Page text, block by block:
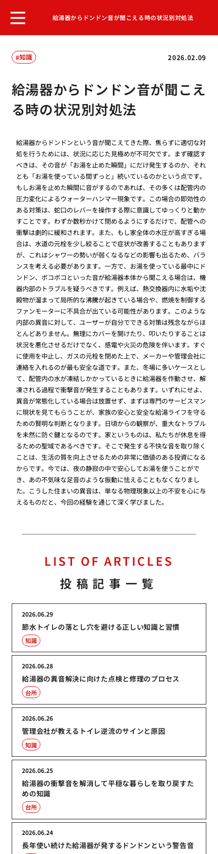
給湯器からドンドン音が聞こえる時の状況別対処法
2026.02.09
知識
給湯器からドンドン音が聞こえ
る時の状況別対処法
給湯器からドンドンという音が聞こえてきた際、焦らずに適切な対
処を行うためには、状況に応じた見極めが不可欠です。まず確認す
べきは、その音が「お湯を止めた瞬間」にだけ発生するのか、それ
とも「お湯を使っている間ずっと」続いているのかという点です。
もしお湯を止めた瞬間に音がするのであれば、その多くは配管内の
圧力変化によるウォーターハンマー現象です。この場合の即効性の
ある対策は、蛇口のレバーを操作する際に意識してゆっくりと動か
すことです。わずか数秒かけて閉めるようにするだけで、配管への
衝撃は劇的に緩和されます。また、もし家全体の水圧が高すぎる場
合は、水道の元栓を少し絞ることで症状が改善することもあります
が、これはシャワーの勢いが弱くなるなどの影響も出るため、バラ
ンスを考える必要があります。一方で、お湯を使っている最中にド
ンドン、ボコボコといった音が給湯器本体から聞こえる場合は、機
器内部のトラブルを疑うべきです。例えば、熱交換器内に水垢や沈
殿物が溜まって局所的な沸騰が起きている場合や、燃焼を制御する
ファンモーターに不具合が出ている可能性があります。このような
内部の異音に対して、ユーザーが自分でできる対策は残念ながらほ
とんどありません。無理にカバーを開けたり、叩いたりすることは
状況を悪化させるだけでなく、感電や火災の危険を伴います。すぐ
に使用を中止し、ガスの元栓を閉めた上で、メーカーや管理会社に
連絡を入れるのが最も安全な道です。また、冬場に多いケースとし
て、配管内の水が凍結しかかっているときに給湯器を作動させ、解
凍される過程で衝撃音が発生することもあります。いずれにせよ、
異音が常態化している場合は放置せず、まずは専門のサービスマン
に現状を見てもらうことが、家族の安心と安全な給湯ライフを守る
ための賢明な判断となります。日頃からの観察が、重大なトラブル
を未然に防ぐ鍵となるのです。家というものは、私たちが休息を得
るための聖域であるべきです。そこで発生する不快な音を取り除く
ことは、生活の質を向上させるための非常に価値のある投資になる
からです。今では、夜の静寂の中で安心してお湯を使うことがで
き、あの不気味な足音のような振動に怯えることもなくなりまし
た。こうした住まいの異音は、単なる物理現象以上の不安を心に与
えるものだと、今回の経験を通じて深く学びました。
LIST OF ARTICLES
投稿記事一覧
節水トイレの落とし穴を避ける正しい知識と習慣
2026.06.29
知識
給湯器の異音解決に向けた点検と修理のプロセス
2026.06.28
台所
管理会社が教えるトイレ逆流のサインと原因
2026.06.26
知識
給湯器の衝撃音を解消して平穏な暮らしを取り戻すた
めの知識
2026.06.25
台所
長年使い続けた給湯器が発するドンドンという警告音
2026.06.24